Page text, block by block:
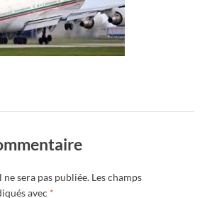
sera pas publiée. Les champs
avec *